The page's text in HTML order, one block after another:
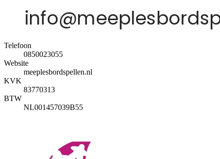
Telefoon
0850023055
Website
meeplesbordspellen.nl
KVK
83770313
BTW
NL001457039B55